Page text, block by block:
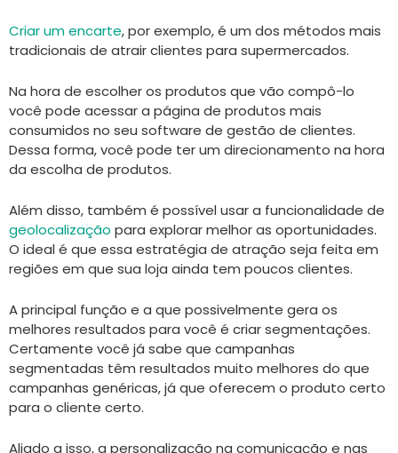
Criar um encarte, por exemplo, é um dos métodos mais
tradicionais de atrair clientes para supermercados.
Na hora de escolher os produtos que vão compô-lo
você pode acessar a página de produtos mais
consumidos no seu software de gestão de clientes.
Dessa forma, você pode ter um direcionamento na hora
da escolha de produtos.
Além disso, também é possível usar a funcionalidade de
geolocalização para explorar melhor as oportunidades.
O ideal é que essa estratégia de atração seja feita em
regiões em que sua loja ainda tem poucos clientes.
A principal função e a que possivelmente gera os
melhores resultados para você é criar segmentações.
Certamente você já sabe que campanhas
segmentadas têm resultados muito melhores do que
campanhas genéricas, já que oferecem o produto certo
para o cliente certo.
Aliado a isso, a personalização na comunicação e nas